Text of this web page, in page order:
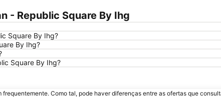
- Republic Square By Ihg
Square By Ihg?
By Ihg?
Square By Ihg?
Como tal, pode haver diferenças entre as ofertas que